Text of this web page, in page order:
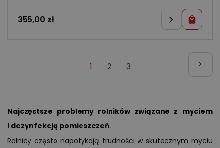
355,00 zł
1
2
3
Najczęstsze problemy rolników związane z myciem
i dezynfekcją pomieszczeń.
Rolnicy często napotykają trudności w skutecznym myciu